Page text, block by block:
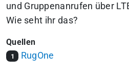
und Gruppenanrufen über
Wie seht ihr das?
Quellen
1 RugOne